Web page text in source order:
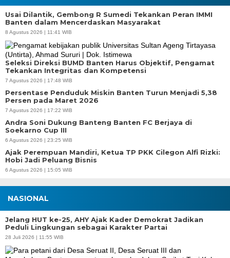
Usai Dilantik, Gembong R Sumedi Tekankan Peran IMMI
Banten dalam Mencerdaskan Masyarakat
8 Agustus 2026 | 11:41 WIB
Seleksi Direksi BUMD Banten Harus Objektif, Pengamat
Tekankan Integritas dan Kompetensi
7 Agustus 2026 | 17:48 WIB
Persentase Penduduk Miskin Banten Turun Menjadi 5,38
Persen pada Maret 2026
7 Agustus 2026 | 17:22 WIB
Andra Soni Dukung Banteng Banten FC Berjaya di
Soekarno Cup III
6 Agustus 2026 | 23:25 WIB
Ajak Perempuan Mandiri, Ketua TP PKK Cilegon Alfi Rizki:
Hobi Jadi Peluang Bisnis
6 Agustus 2026 | 15:05 WIB
NASIONAL
Jelang HUT ke-25, AHY Ajak Kader Demokrat Jadikan
Peduli Lingkungan sebagai Karakter Partai
28 Juli 2026 | 11:55 WIB